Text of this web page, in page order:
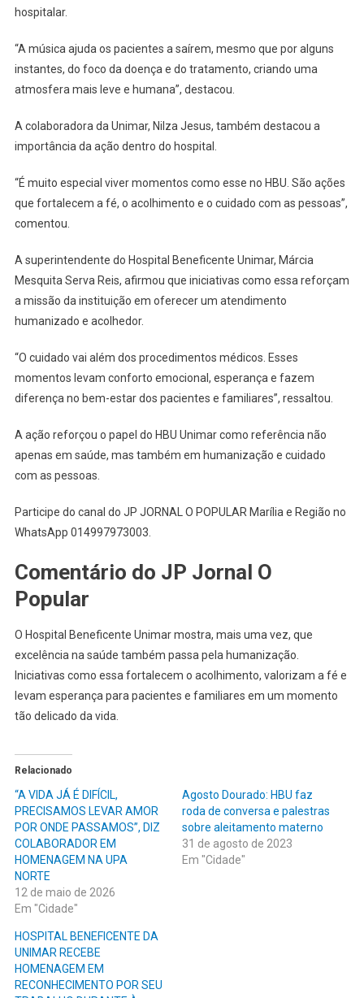
hospitalar.
“A música ajuda os pacientes a saírem, mesmo que por alguns
instantes, do foco da doença e do tratamento, criando uma
atmosfera mais leve e humana”, destacou.
A colaboradora da Unimar, Nilza Jesus, também destacou a
importância da ação dentro do hospital.
“É muito especial viver momentos como esse no HBU. São ações
que fortalecem a fé, o acolhimento e o cuidado com as pessoas”,
comentou.
A superintendente do Hospital Beneficente Unimar, Márcia
Mesquita Serva Reis, afirmou que iniciativas como essa reforçam
a missão da instituição em oferecer um atendimento
humanizado e acolhedor.
“O cuidado vai além dos procedimentos médicos. Esses
momentos levam conforto emocional, esperança e fazem
diferença no bem-estar dos pacientes e familiares”, ressaltou.
A ação reforçou o papel do HBU Unimar como referência não
apenas em saúde, mas também em humanização e cuidado
com as pessoas.
Participe do canal do JP JORNAL O POPULAR Marília e Região no
WhatsApp 014997973003.
Comentário do JP Jornal O
Popular
O Hospital Beneficente Unimar mostra, mais uma vez, que
excelência na saúde também passa pela humanização.
Iniciativas como essa fortalecem o acolhimento, valorizam a fé e
levam esperança para pacientes e familiares em um momento
tão delicado da vida.
Relacionado
“A VIDA JÁ É DIFÍCIL,
PRECISAMOS LEVAR AMOR
POR ONDE PASSAMOS”, DIZ
COLABORADOR EM
HOMENAGEM NA UPA
NORTE
12 de maio de 2026
Em "Cidade"
Agosto Dourado: HBU faz
roda de conversa e palestras
sobre aleitamento materno
31 de agosto de 2023
Em "Cidade"
HOSPITAL BENEFICENTE DA
UNIMAR RECEBE
HOMENAGEM EM
RECONHECIMENTO POR SEU